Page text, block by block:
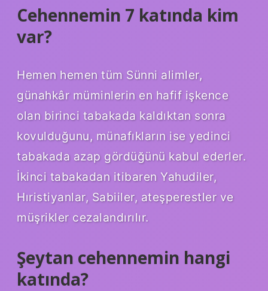
Cehennemin 7 katında kim
var?
Hemen hemen tüm Sünni alimler,
günahkâr müminlerin en hafif işkence
olan birinci tabakada kaldıktan sonra
kovulduğunu, münafıkların ise yedinci
tabakada azap gördüğünü kabul ederler.
İkinci tabakadan itibaren Yahudiler,
Hıristiyanlar, Sabiiler, ateşperestler ve
müşrikler cezalandırılır.
Şeytan cehennemin hangi
katında?